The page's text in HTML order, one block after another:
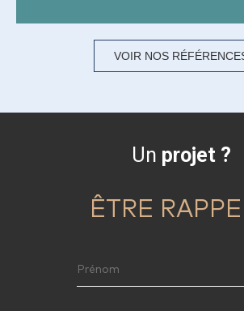
VOIR NOS
Un projet ?
ÊTRE